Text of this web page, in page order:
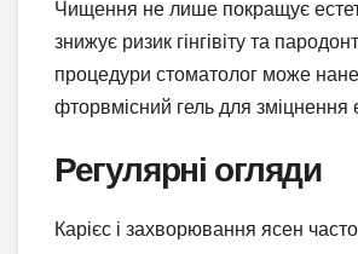
Чищення не лише покращує
знижує ризик гінгівіту та
процедури стоматолог може
фторвмісний гель для зміцнення
Регулярні огляди
Карієс і захворювання ясен часто